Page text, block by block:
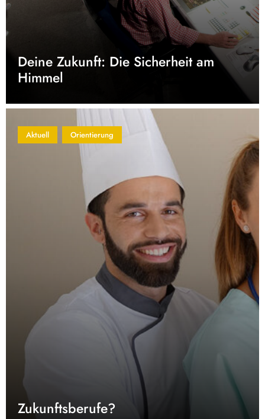
Deine Zukunft: Die Sicherheit am
Himmel
Aktuell Orientierung
Zukunftsberufe?